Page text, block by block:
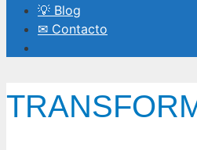
💡 Blog
✉ Contacto